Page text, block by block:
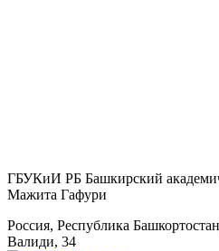
ГБУКиИ РБ Башкирский
Мажита Гафури
Россия, Республика
Валиди, 34